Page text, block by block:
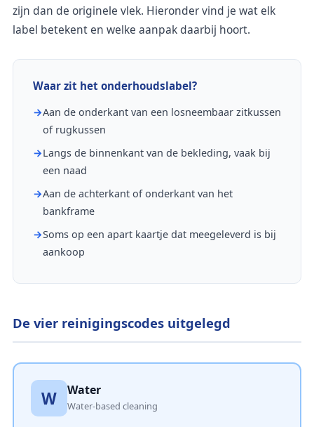
zijn dan de originele vlek. Hieronder vind je wat elk
label betekent en welke aanpak daarbij hoort.
Waar zit het onderhoudslabel?
Aan de onderkant van een losneembaar zitkussen
of rugkussen
Langs de binnenkant van de bekleding, vaak bij
een naad
Aan de achterkant of onderkant van het
bankframe
Soms op een apart kaartje dat meegeleverd is bij
aankoop
De vier reinigingscodes uitgelegd
W Water
Water-based cleaning